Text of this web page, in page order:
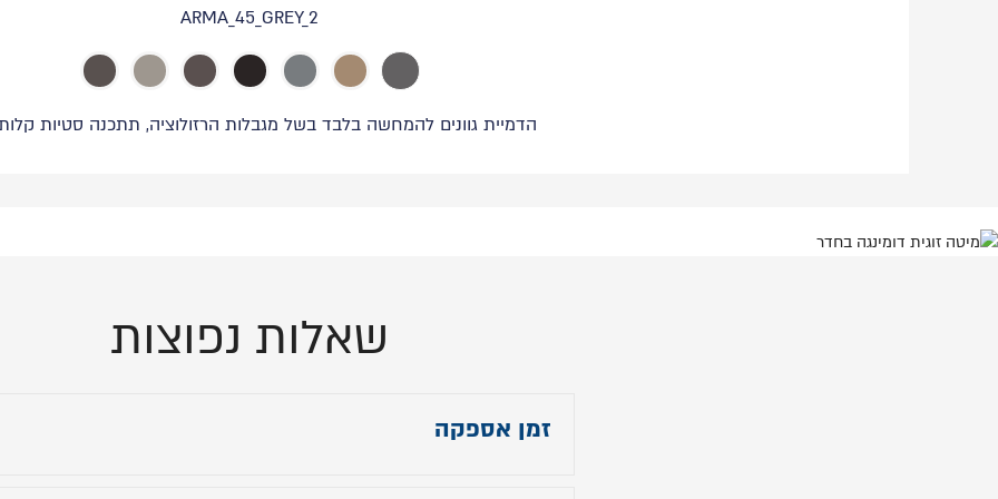
ARMA_45_GREY_2
הדמיית גוונים להמחשה בלבד בשל מגבלות הרזולוציה, תתכנה סטיות קלות
שאלות נפוצות
זמן אספקה